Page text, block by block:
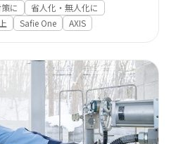
に
省人化・無人化に
Safie One AXIS